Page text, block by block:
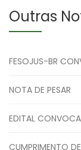
Outras
FESOJUS-BR
NOTA DE PESAR
EDITAL
CUMPRIMENTO